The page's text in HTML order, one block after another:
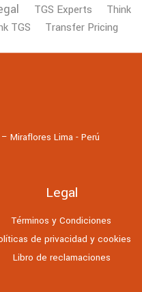
TGS Experts
Think
TGS Transfer Pricing
Miraflores Lima - Perú
Legal
Términos y Condiciones
de privacidad y cookies
Libro de reclamaciones